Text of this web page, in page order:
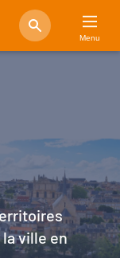
Menu
ville en